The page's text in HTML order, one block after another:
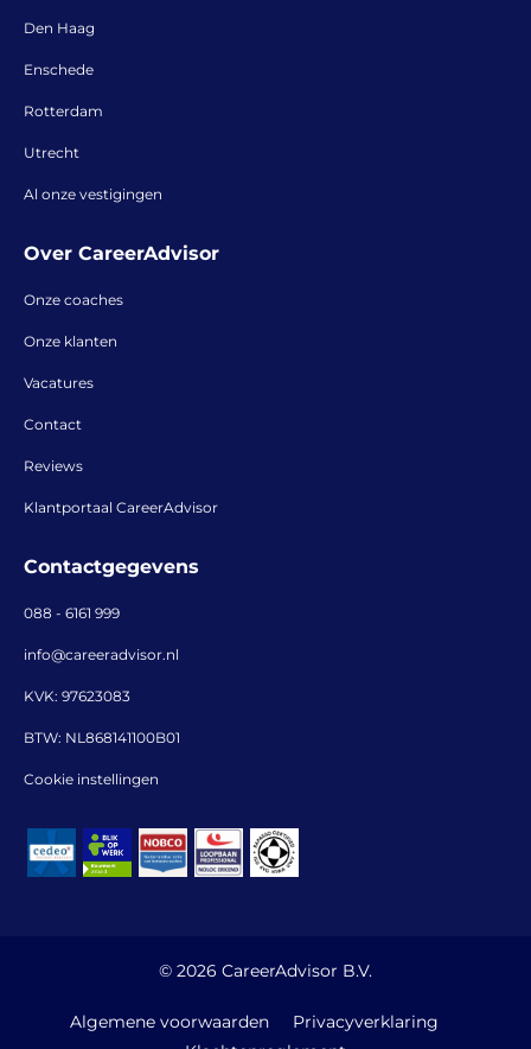
Den Haag
Enschede
Rotterdam
Utrecht
Al onze vestigingen
Over CareerAdvisor
Onze coaches
Onze klanten
Vacatures
Contact
Reviews
Klantportaal CareerAdvisor
Contactgegevens
088 - 6161 999
info@careeradvisor.nl
KVK: 97623083
BTW: NL868141100B01
Cookie instellingen
© 2026 CareerAdvisor B.V.
Algemene voorwaarden
Privacyverklaring